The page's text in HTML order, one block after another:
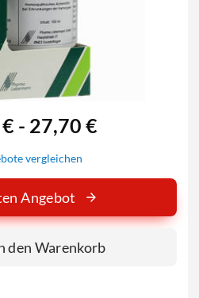
- 27,70 €
vergleichen
Angebot
den Warenkorb